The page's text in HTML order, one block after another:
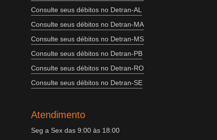
Consulte seus débitos no Detran-AL
Consulte seus débitos no Detran-MA
Consulte seus débitos no Detran-MS
Consulte seus débitos no Detran-PB
Consulte seus débitos no Detran-RO
Consulte seus débitos no Detran-SE
Atendimento
Seg a Sex das 9:00 às 18:00